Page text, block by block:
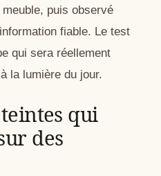
puis observé
fiable. Le test
qui sera réellement
la lumière du jour.
qui
des